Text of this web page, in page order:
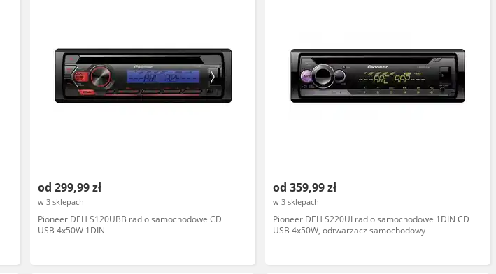
od 299,99 zł
w 3 sklepach
Pioneer DEH S120UBB radio samochodowe CD
USB 4x50W 1DIN
od 359,99 zł
w 3 sklepach
Pioneer DEH S220UI radio samochodowe 1DIN CD
USB 4x50W, odtwarzacz samochodowy